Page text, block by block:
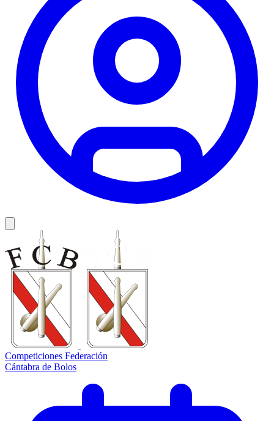
Competiciones Federación
Cántabra de Bolos